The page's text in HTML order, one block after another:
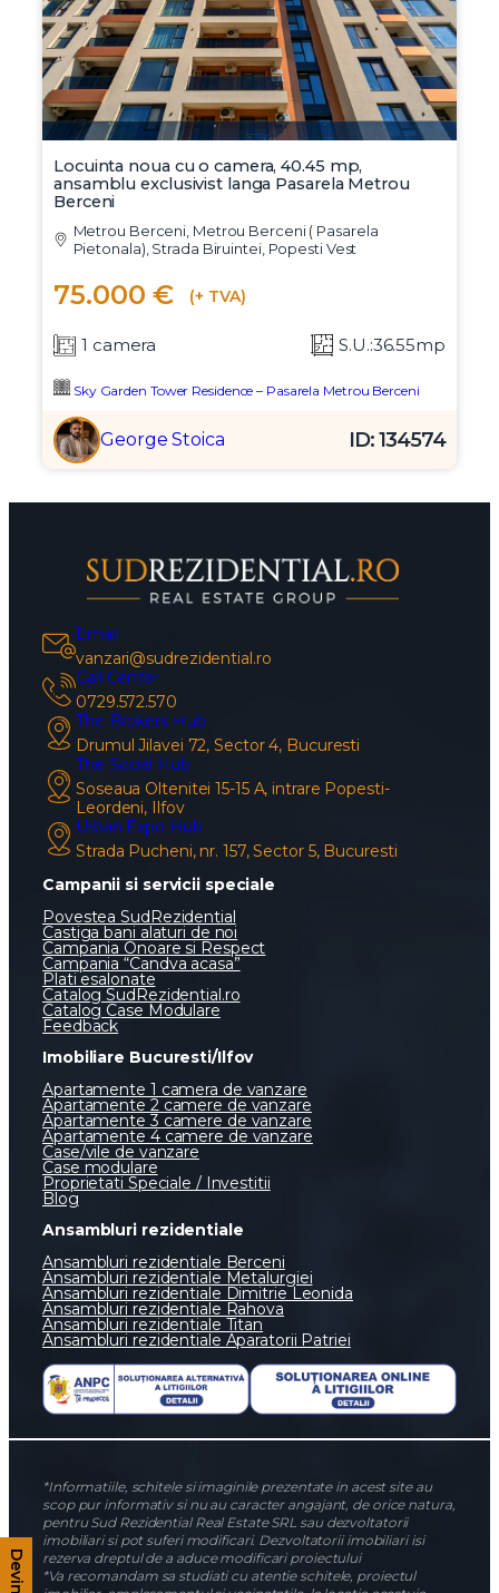
Locuinta noua cu o camera, 40.45 mp,
ansamblu exclusivist langa Pasarela Metrou
Berceni
Metrou Berceni, Metrou Berceni ( Pasarela
Pietonala), Strada Biruintei, Popesti Vest
75.000 € (+ TVA)
1 camera S.U.:36.55mp
Sky Garden Tower Residence – Pasarela Metrou Berceni
George Stoica ID: 134574
Email
vanzari@sudrezidential.ro
Call Center
0729.572.570
The Brokers Hub
Drumul Jilavei 72, Sector 4, Bucuresti
The Social Hub
Soseaua Oltenitei 15-15 A, intrare Popesti-
Leordeni, Ilfov
Urban Expo Hub
Strada Pucheni, nr. 157, Sector 5, Bucuresti
Campanii si servicii speciale
Povestea SudRezidential
Castiga bani alaturi de noi
Campania Onoare si Respect
Campania “Candva acasa”
Plati esalonate
Catalog SudRezidential.ro
Catalog Case Modulare
Feedback
Imobiliare Bucuresti/Ilfov
Apartamente 1 camera de vanzare
Apartamente 2 camere de vanzare
Apartamente 3 camere de vanzare
Apartamente 4 camere de vanzare
Case/vile de vanzare
Case modulare
Proprietati Speciale / Investitii
Blog
Ansambluri rezidentiale
Ansambluri rezidentiale Berceni
Ansambluri rezidentiale Metalurgiei
Ansambluri rezidentiale Dimitrie Leonida
Ansambluri rezidentiale Rahova
Ansambluri rezidentiale Titan
Ansambluri rezidentiale Aparatorii Patriei
*Informatiile, schitele si imaginile prezentate in acest site au
scop pur informativ si nu au caracter angajant, de orice natura,
pentru Sud Rezidential Real Estate SRL sau dezvoltatorii
imobiliari si pot suferi modificari. Dezvoltatorii imobiliari isi
rezerva dreptul de a aduce modificari proiectului
*Va recomandam sa studiati cu atentie schitele, proiectul